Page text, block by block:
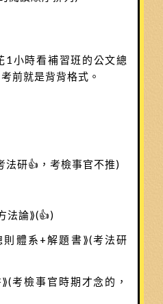
1小時看補習班的公文總
前就是背背格式。
法研👍，考檢事官不推)
法論⟫(👍)
體系+解題書⟫(考法研
考檢事官時期才念的，